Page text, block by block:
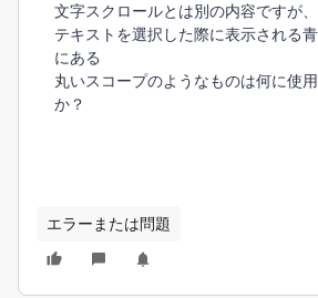
文字スクロールとは別の内容ですが、
テキストを選択した際に表示される
にある
丸いスコープのようなものは何に使
か？
エラーまたは問題